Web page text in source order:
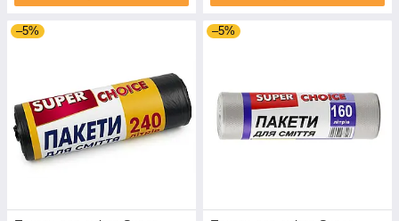
–5% –5%